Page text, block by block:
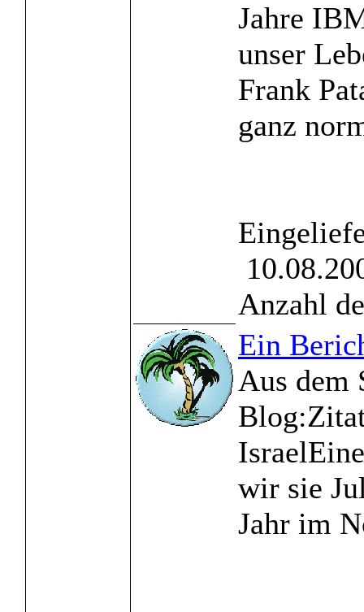
Jahre
unser
Frank
ganz
Anzahl
Ein
Aus dem
wir sie
Jahr im